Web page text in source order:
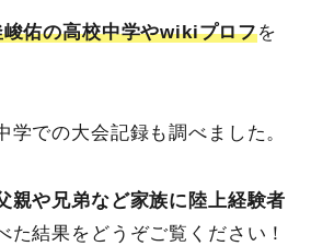
佑の高校中学やwikiプロフを
学での大会記録も調べました。
親や兄弟など家族に陸上経験者
た結果をどうぞご覧ください！